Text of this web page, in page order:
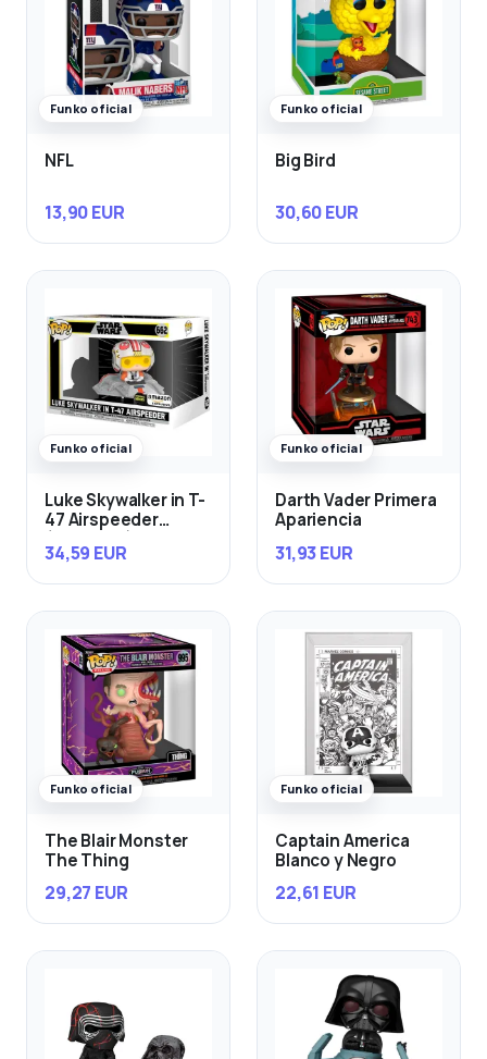
Funko oficial
NFL
13,90 EUR
Funko oficial
Big Bird
30,60 EUR
Funko oficial
Luke Skywalker in T-
47 Airspeeder
34,59 EUR
Funko oficial
Darth Vader Primera
Apariencia
31,93 EUR
Funko oficial
The Blair Monster
The Thing
29,27 EUR
Funko oficial
Captain America
Blanco y Negro
22,61 EUR